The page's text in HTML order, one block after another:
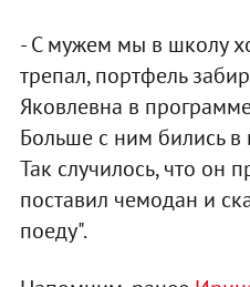
- С мужем мы в школу
трепал, портфель
Яковлевна в
Больше с ним бились
Так случилось, что он
поставил чемодан и
поеду".